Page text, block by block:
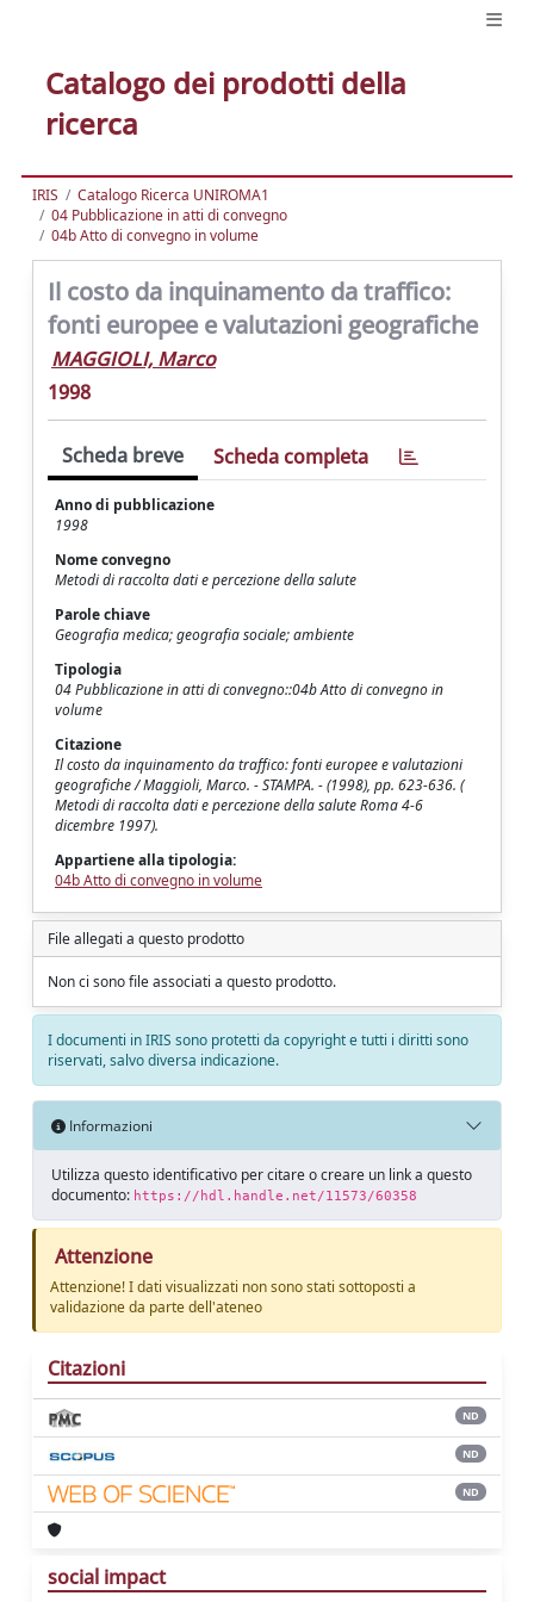
Catalogo dei prodotti della
ricerca
IRIS
Catalogo Ricerca UNIROMA1
04 Pubblicazione in atti di convegno
04b Atto di convegno in volume
Il costo da inquinamento da traffico:
fonti europee e valutazioni geografiche
MAGGIOLI, Marco
1998
Scheda breve Scheda completa
Anno di pubblicazione
1998
Nome convegno
Metodi di raccolta dati e percezione della salute
Parole chiave
Geografia medica; geografia sociale; ambiente
Tipologia
04 Pubblicazione in atti di convegno::04b Atto di convegno in
volume
Citazione
Il costo da inquinamento da traffico: fonti europee e valutazioni
geografiche / Maggioli, Marco. - STAMPA. - (1998), pp. 623-636. (
Metodi di raccolta dati e percezione della salute Roma 4-6
dicembre 1997).
Appartiene alla tipologia:
04b Atto di convegno in volume
File allegati a questo prodotto
Non ci sono file associati a questo prodotto.
I documenti in IRIS sono protetti da copyright e tutti i diritti sono
riservati, salvo diversa indicazione.
Informazioni
Utilizza questo identificativo per citare o creare un link a questo
documento: https://hdl.handle.net/11573/60358
Attenzione
Attenzione! I dati visualizzati non sono stati sottoposti a
validazione da parte dell'ateneo
Citazioni
ND
ND
ND
social impact